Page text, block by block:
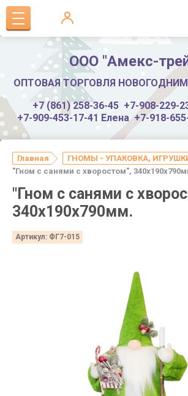
ООО "Амекс-
ОПТОВАЯ ТОРГОВЛЯ
+7 (861) 258-36-45 +7-908-229-
+7-909-453-17-41 Елена +7-918-
Главная
ГНОМЫ - УПАКОВКА,
"Гном с санями с хворостом",
"Гном с санями с
340х190х790мм.
Артикул: ФГ7-015